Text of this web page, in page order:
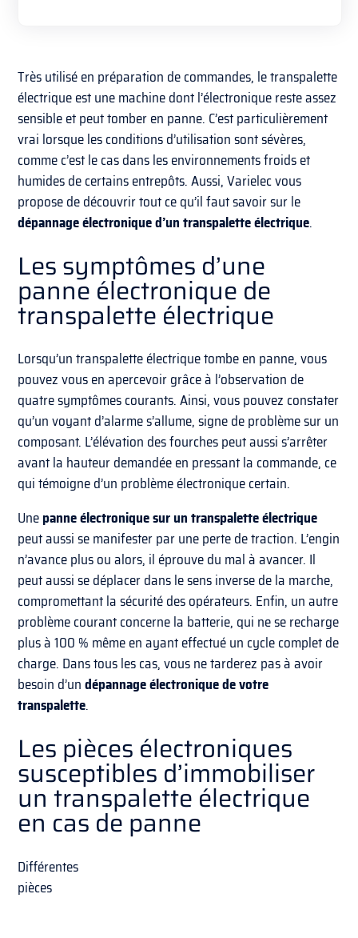
Très utilisé en préparation de commandes, le transpalette
électrique est une machine dont l’électronique reste assez
sensible et peut tomber en panne. C’est particulièrement
vrai lorsque les conditions d’utilisation sont sévères,
comme c’est le cas dans les environnements froids et
humides de certains entrepôts. Aussi, Varielec vous
propose de découvrir tout ce qu’il faut savoir sur le
dépannage électronique d’un transpalette électrique.
Les symptômes d’une
panne électronique de
transpalette électrique
Lorsqu’un transpalette électrique tombe en panne, vous
pouvez vous en apercevoir grâce à l’observation de
quatre symptômes courants. Ainsi, vous pouvez constater
qu’un voyant d’alarme s’allume, signe de problème sur un
composant. L’élévation des fourches peut aussi s’arrêter
avant la hauteur demandée en pressant la commande, ce
qui témoigne d’un problème électronique certain.
Unepanne électronique sur un transpalette électrique
peut aussi se manifester par une perte de traction. L’engin
n’avance plus ou alors, il éprouve du mal à avancer. Il
peut aussi se déplacer dans le sens inverse de la marche,
compromettant la sécurité des opérateurs. Enfin, un autre
problème courant concerne la batterie, qui ne se recharge
plus à 100 % même en ayant effectué un cycle complet de
charge. Dans tous les cas, vous ne tarderez pas à avoir
besoin d’undépannage électronique de votre
transpalette.
Les pièces électroniques
susceptibles d’immobiliser
un transpalette électrique
en cas de panne
Différentes
pièces